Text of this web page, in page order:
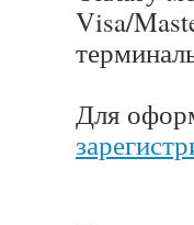
Visa/
Для